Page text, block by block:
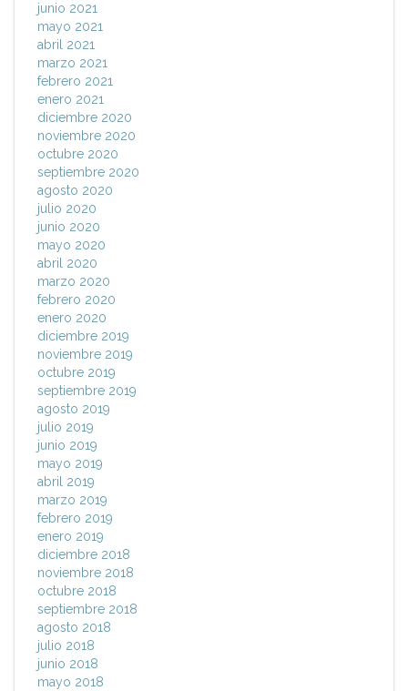
junio 2021
mayo 2021
abril 2021
marzo 2021
febrero 2021
enero 2021
diciembre 2020
noviembre 2020
octubre 2020
septiembre 2020
agosto 2020
julio 2020
junio 2020
mayo 2020
abril 2020
marzo 2020
febrero 2020
enero 2020
diciembre 2019
noviembre 2019
octubre 2019
septiembre 2019
agosto 2019
julio 2019
junio 2019
mayo 2019
abril 2019
marzo 2019
febrero 2019
enero 2019
diciembre 2018
noviembre 2018
octubre 2018
septiembre 2018
agosto 2018
julio 2018
junio 2018
mayo 2018